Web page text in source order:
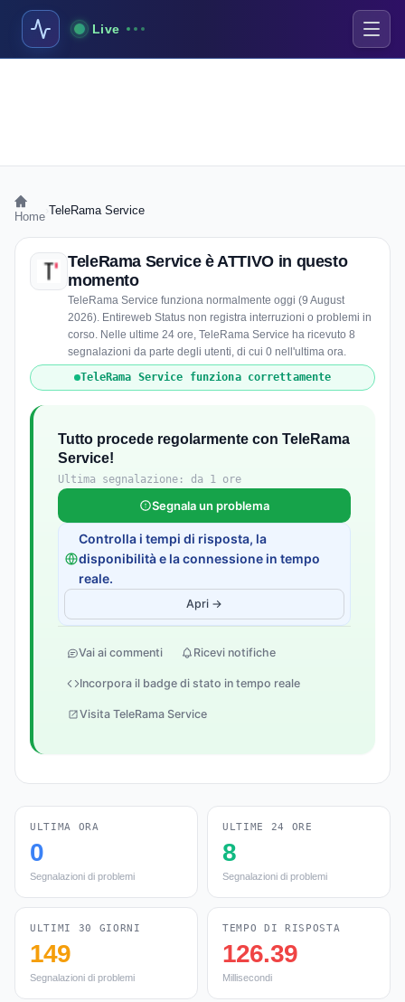
Live
Home TeleRama Service
TeleRama Service è ATTIVO in questo
momento
TeleRama Service funziona normalmente oggi (9 August
2026). Entireweb Status non registra interruzioni o problemi in
corso. Nelle ultime 24 ore, TeleRama Service ha ricevuto 8
segnalazioni da parte degli utenti, di cui 0 nell'ultima ora.
TeleRama Service funziona correttamente
Tutto procede regolarmente con TeleRama
Service!
Ultima segnalazione: da 1 ore
Segnala un problema
Controlla i tempi di risposta, la
disponibilità e la connessione in tempo
reale.
Apri →
Vai ai commenti Ricevi notifiche
Incorpora il badge di stato in tempo reale
Visita TeleRama Service
ULTIMA ORA
0
Segnalazioni di problemi
ULTIME 24 ORE
8
Segnalazioni di problemi
ULTIMI 30 GIORNI
149
Segnalazioni di problemi
TEMPO DI RISPOSTA
126.39
Millisecondi